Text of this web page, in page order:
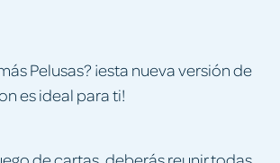
Pelusas? ¡esta nueva versión de
es ideal para ti!
de cartas, deberás reunir todas